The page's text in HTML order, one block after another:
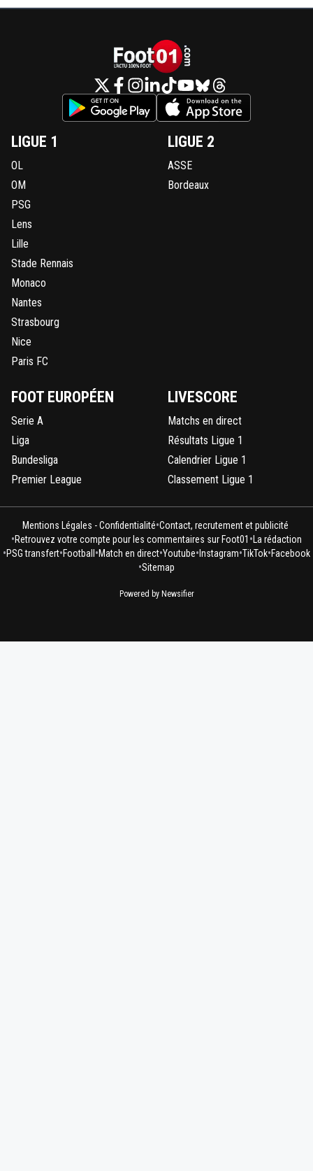
LIGUE 1
OL
OM
PSG
Lens
Lille
Stade Rennais
Monaco
Nantes
Strasbourg
Nice
Paris FC
LIGUE 2
ASSE
Bordeaux
FOOT EUROPÉEN
Serie A
Liga
Bundesliga
Premier League
LIVESCORE
Matchs en direct
Résultats Ligue 1
Calendrier Ligue 1
Classement Ligue 1
Mentions Légales - Confidentialité•Contact, recrutement et publicité
•Retrouvez votre compte pour les commentaires sur Foot01 • La rédaction
•PSG transfert•Football •Match en direct•Youtube• Instagram•TikTok•Facebook
•Sitemap
Powered by Newsifier